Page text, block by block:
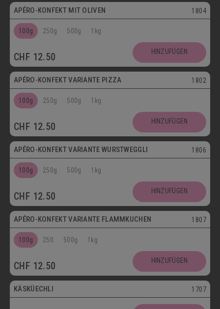
APÉRO-KONFEKT MIT OLIVEN 1804
100g 250g 500g 1kg
CHF 12.50 HINZUFÜGEN
APÉRO-KONFEKT VARIANTE PIZZA 1802
100g 250g 500g 1kg
CHF 12.50 HINZUFÜGEN
APÉRO-KONFEKT VARIANTE WURSTWEGGLI 1806
100g 250g 500g 1kg
CHF 12.50 HINZUFÜGEN
APÉRO-KONFEKT VARIANTE FLAMMKUCHEN 1807
100g 250 500g 1kg
CHF 12.50 HINZUFÜGEN
Vegetarisch
KÄSKÜECHLI 1707